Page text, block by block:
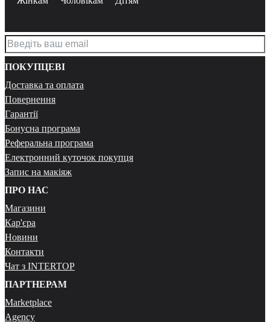
ПОКУПЦЕВІ
Доставка та оплата
Повернення
Гарантії
Бонусна програма
Реферальна програма
Електронний куточок покупця
Запис на макіяж
ПРО НАС
Магазини
Кар'єра
Новини
Контакти
Чат з INTERTOP
ПАРТНЕРАМ
Marketplace
Agency